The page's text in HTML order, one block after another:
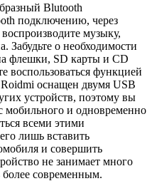
Blutooth
подключению, через
музыку,
Забудьте о необходимости
флешки, SD карты и CD
воспользоваться функцией
оснащен двумя USB
устройств, поэтому вы
мобильного и одновременно
всеми этими
лишь вставить
и совершить
не занимает много
более современным.